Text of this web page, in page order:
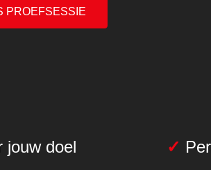
PROEFSESSIE
jouw doel ✓